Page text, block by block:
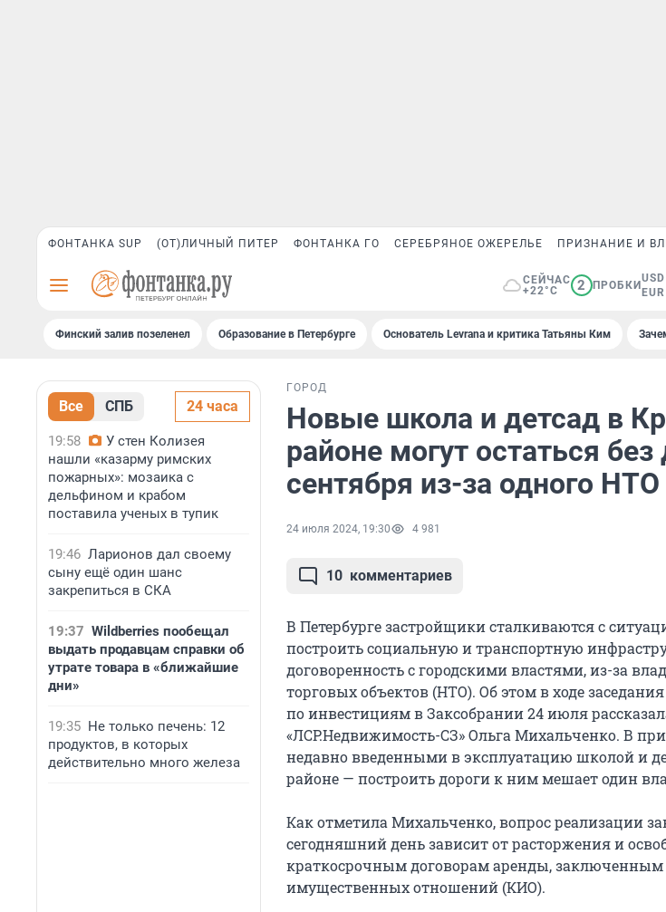
ФОНТАНКА SUP (ОТ)ЛИЧНЫЙ ПИТЕР ФОНТАНКА ГО СЕРЕБРЯНОЕ ОЖЕРЕЛЬЕ ПРИЗНАНИЕ И
СЕЙЧАС
+22°C
2 ПРОБКИ
Финский залив позеленел Образование в Петербурге Основатель Levrana и критика Татьяны Ким
Все СПБ 24 часа
19:58
У стен Колизея
нашли «казарму римских
пожарных»: мозаика с
дельфином и крабом
поставила ученых в тупик
19:46 Ларионов дал своему
сыну ещё один шанс
закрепиться в СКА
19:37 Wildberries пообещал
выдать продавцам справки об
утрате товара в «ближайшие
дни»
19:35 Не только печень: 12
продуктов, в которых
действительно много железа
ГОРОД
Новые школа и детсад в
районе могут остаться без
сентября из-за одного НТО
24 июля 2024, 19:30 4 981
10 комментариев
В Петербурге застройщики сталкиваются с
построить социальную и транспортную
договоренность с городскими властями, из-за
торговых объектов (НТО). Об этом в ходе
по инвестициям в Заксобрании 24 июля
«ЛСР.Недвижимость-СЗ» Ольга Михальченко. В
недавно введенными в эксплуатацию школой и
районе — построить дороги к ним мешает один
Как отметила Михальченко, вопрос реализации
сегодняшний день зависит от расторжения и
краткосрочным договорам аренды, заключенным
имущественных отношений (КИО).